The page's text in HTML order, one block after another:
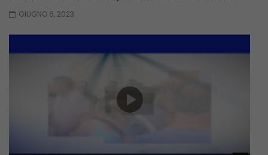
GIUGNO 6, 2023